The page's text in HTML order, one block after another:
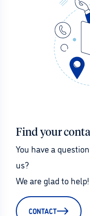
Find your
You have a
us?
We are glad to help!
CONTACT